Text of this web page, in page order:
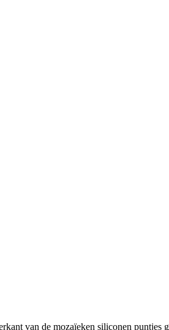
van de mozaïeken siliconen puntjes